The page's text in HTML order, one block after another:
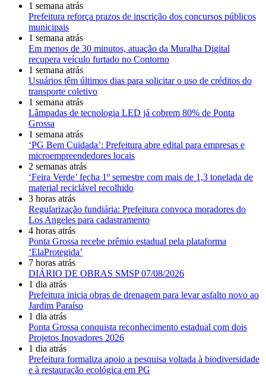
1 semana atrás
Prefeitura reforça prazos de inscrição dos concursos públicos
municipais
1 semana atrás
Em menos de 30 minutos, atuação da Muralha Digital
recupera veículo furtado no Contorno
1 semana atrás
Usuários têm últimos dias para solicitar o uso de créditos do
transporte coletivo
1 semana atrás
Lâmpadas de tecnologia LED já cobrem 80% de Ponta
Grossa
1 semana atrás
‘PG Bem Cuidada’: Prefeitura abre edital para empresas e
microempreendedores locais
2 semanas atrás
‘Feira Verde’ fecha 1º semestre com mais de 1,3 tonelada de
material reciclável recolhido
3 horas atrás
Regularização fundiária: Prefeitura convoca moradores do
Los Angeles para cadastramento
4 horas atrás
Ponta Grossa recebe prêmio estadual pela plataforma
‘ElaProtegida’
7 horas atrás
DIÁRIO DE OBRAS SMSP 07/08/2026
1 dia atrás
Prefeitura inicia obras de drenagem para levar asfalto novo ao
Jardim Paraíso
1 dia atrás
Ponta Grossa conquista reconhecimento estadual com dois
Projetos Inovadores 2026
1 dia atrás
Prefeitura formaliza apoio a pesquisa voltada à biodiversidade
e à restauração ecológica em PG